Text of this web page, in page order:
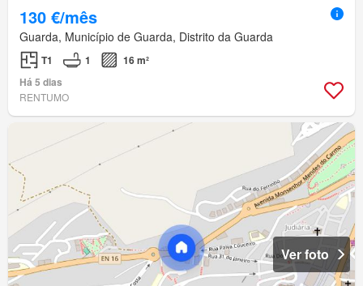
130 €/mês
Guarda, Município de Guarda, Distrito da Guarda
T1 1
16 m²
Há 5 dias
RENTUMO
Ver foto